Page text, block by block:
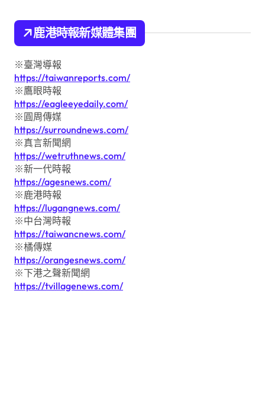
鹿港時報新媒體集團
※臺灣導報
https://taiwanreports.com/
※鷹眼時報
https://eagleeyedaily.com/
※圓周傳媒
https://surroundnews.com/
※真言新聞網
https://wetruthnews.com/
※新一代時報
https://agesnews.com/
※鹿港時報
https://lugangnews.com/
※中台灣時報
https://taiwancnews.com/
※橘傳媒
https://orangesnews.com/
※下港之聲新聞網
https://tvillagenews.com/